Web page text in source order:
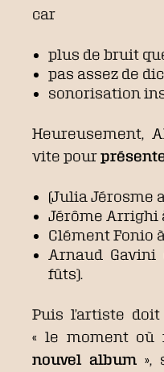
car
plus de bruit
pas assez de
sonorisation
Heureusement,
vite pour
(Julia Jérosme
Jérôme Arrighi
Clément Fonio
Arnaud
fûts).
Puis l’artiste
« le moment où
nouvel album »,